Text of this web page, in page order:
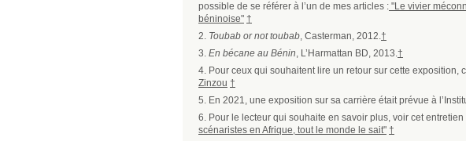
possible de se référer à l’un de mes articles : "Le vivier
béninoise" †
2. Toubab or not toubab, Casterman, 2012.†
3. En bécane au Bénin, L’Harmattan BD, 2013.†
4. Pour ceux qui souhaitent lire un retour sur cette exposition,
Zinzou †
5. En 2021, une exposition sur sa carrière était prévue à
6. Pour le lecteur qui souhaite en savoir plus, voir cet entretien
scénaristes en Afrique, tout le monde le sait" †